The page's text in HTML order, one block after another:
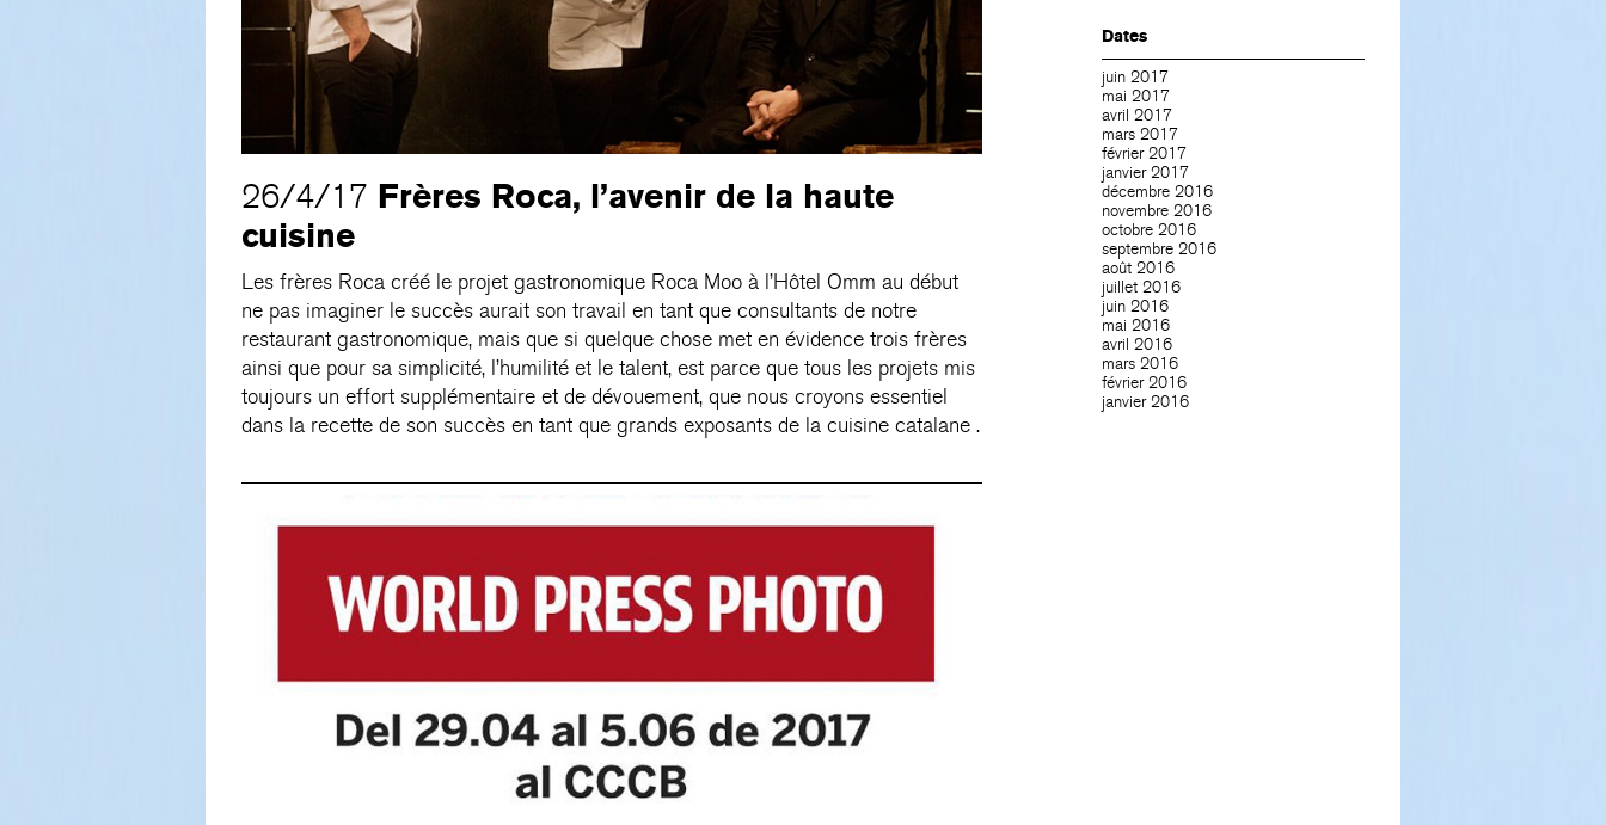
26/4/17 Frères Roca, l’avenir de la haute
cuisine
Les frères Roca créé le projet gastronomique Roca Moo à l’Hôtel Omm au début
ne pas imaginer le succès aurait son travail en tant que consultants de notre
restaurant gastronomique, mais que si quelque chose met en évidence trois frères
ainsi que pour sa simplicité, l’humilité et le talent, est parce que tous les projets mis
toujours un effort supplémentaire et de dévouement, que nous croyons essentiel
dans la recette de son succès en tant que grands exposants de la cuisine catalane .
Dates
juin 2017
mai 2017
avril 2017
mars 2017
février 2017
janvier 2017
décembre 2016
novembre 2016
octobre 2016
septembre 2016
août 2016
juillet 2016
juin 2016
mai 2016
avril 2016
mars 2016
février 2016
janvier 2016